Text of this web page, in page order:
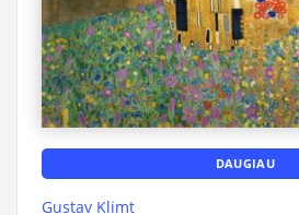
DAUGIAU
Gustav Klimt